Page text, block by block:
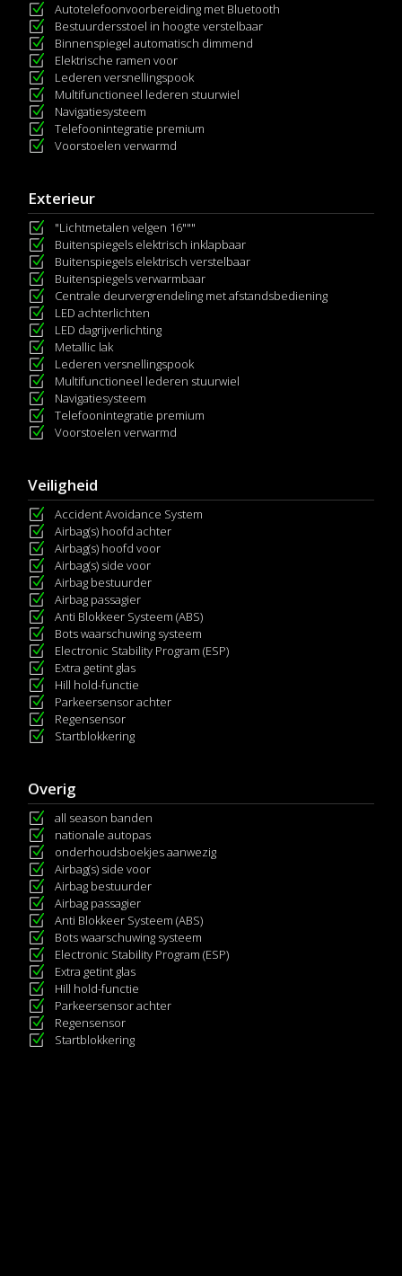
Autotelefoonvoorbereiding met Bluetooth
Bestuurdersstoel in hoogte verstelbaar
Binnenspiegel automatisch dimmend
Elektrische ramen voor
Lederen versnellingspook
Multifunctioneel lederen stuurwiel
Navigatiesysteem
Telefoonintegratie premium
Voorstoelen verwarmd
Exterieur
"Lichtmetalen velgen 16"""
Buitenspiegels elektrisch inklapbaar
Buitenspiegels elektrisch verstelbaar
Buitenspiegels verwarmbaar
Centrale deurvergrendeling met afstandsbediening
LED achterlichten
LED dagrijverlichting
Metallic lak
Lederen versnellingspook
Multifunctioneel lederen stuurwiel
Navigatiesysteem
Telefoonintegratie premium
Voorstoelen verwarmd
Veiligheid
Accident Avoidance System
Airbag(s) hoofd achter
Airbag(s) hoofd voor
Airbag(s) side voor
Airbag bestuurder
Airbag passagier
Anti Blokkeer Systeem (ABS)
Bots waarschuwing systeem
Electronic Stability Program (ESP)
Extra getint glas
Hill hold-functie
Parkeersensor achter
Regensensor
Startblokkering
Overig
all season banden
nationale autopas
onderhoudsboekjes aanwezig
Airbag(s) side voor
Airbag bestuurder
Airbag passagier
Anti Blokkeer Systeem (ABS)
Bots waarschuwing systeem
Electronic Stability Program (ESP)
Extra getint glas
Hill hold-functie
Parkeersensor achter
Regensensor
Startblokkering